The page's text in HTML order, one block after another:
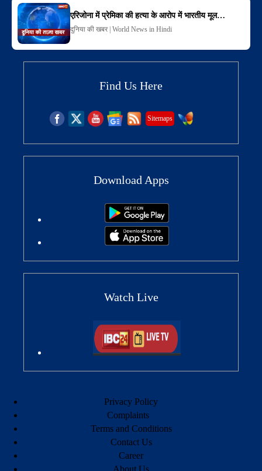
एरिजोना में प्रेमिका की हत्या के आरोप में भारतीय मूल…
दुनिया की खबर | World News in Hindi
Find Us Here
Sitemaps
Download Apps
Watch Live
Privacy Policy
Complaints
Terms and Conditions
Contact Us
Career
About Us